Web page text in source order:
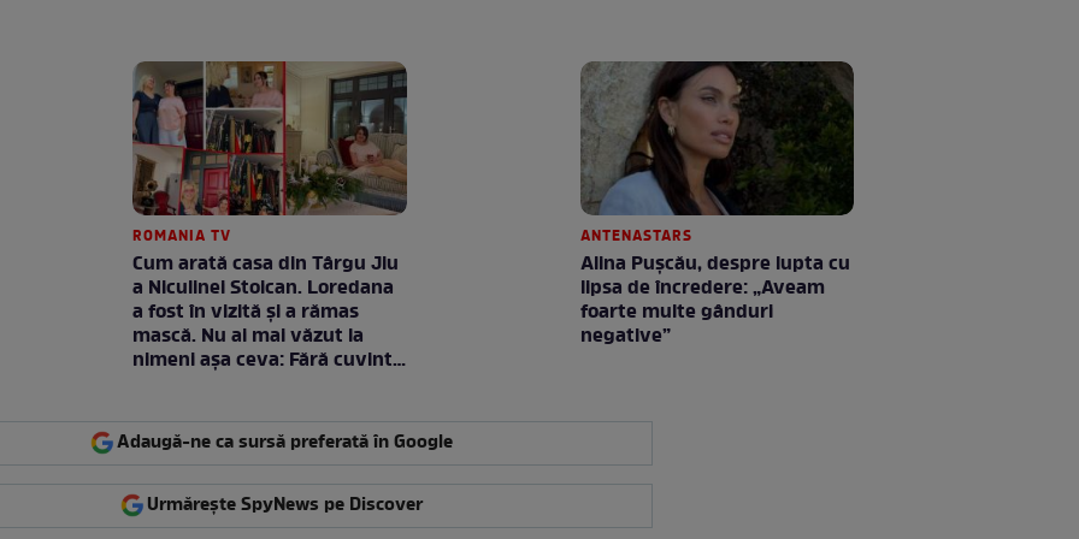
ROMANIA TV
Cum arată casa din Târgu Jiu
a Niculinei Stoican. Loredana
a fost în vizită și a rămas
mască. Nu ai mai văzut la
nimeni așa ceva: Fără cuvinte
ANTENASTARS
Alina Pușcău, despre lupta cu
lipsa de încredere: „Aveam
foarte multe gânduri
negative”
Adaugă-ne ca sursă preferată în Google
Urmărește SpyNews pe Discover